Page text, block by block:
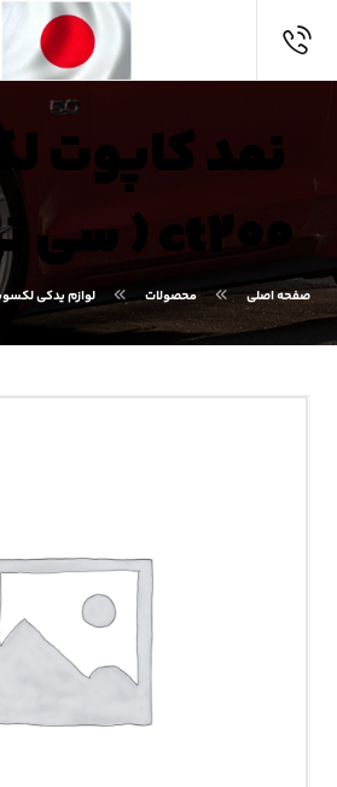
نمد
ct۲۰۰ ( سی تی ۲۰۰ )
صفحه اصلی محصولات لوازم یدکی